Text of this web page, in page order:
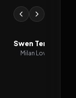
Swen Temmel
Milan Lovren